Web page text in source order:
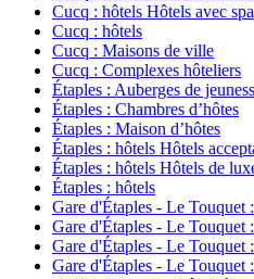
Cucq : hôtels Hôtels avec spa
Cucq : hôtels
Cucq : Maisons de ville
Cucq : Complexes hôteliers
Étaples : Auberges de
Étaples : Chambres d’hôtes
Étaples : Maison d’hôtes
Étaples : hôtels Hôtels
Étaples : hôtels Hôtels de
Étaples : hôtels
Gare d'Étaples - Le Touquet
Gare d'Étaples - Le Touquet
Gare d'Étaples - Le Touquet
Gare d'Étaples - Le Touquet